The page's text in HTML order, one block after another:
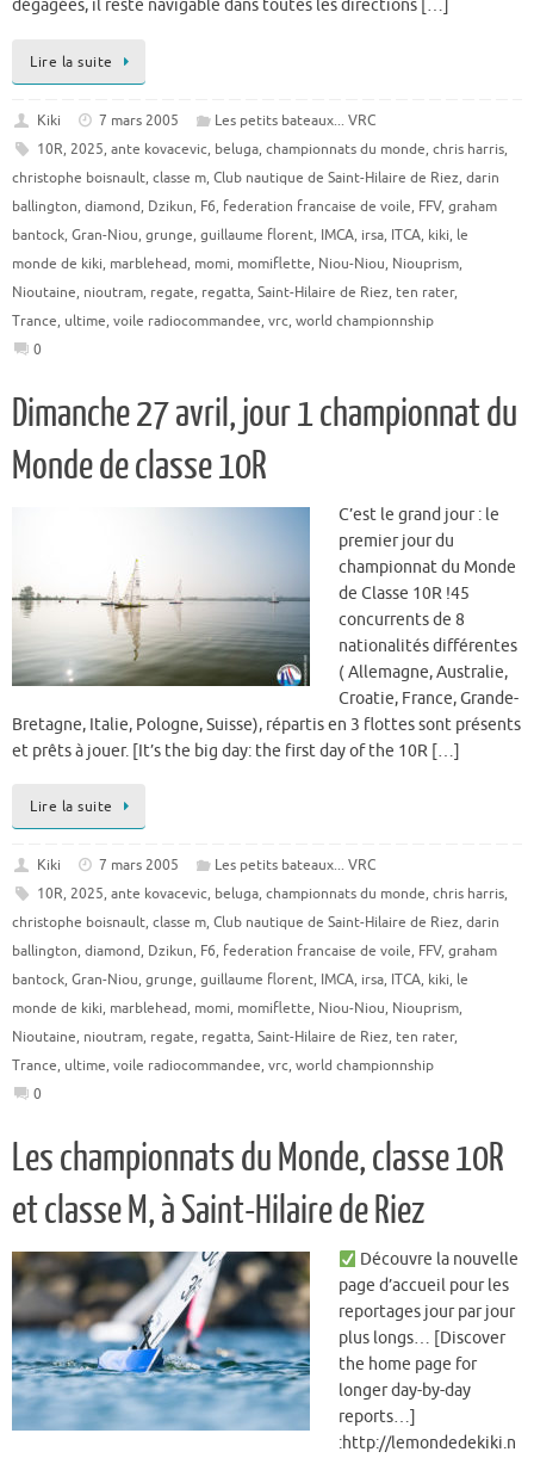
dégagées, il reste navigable dans toutes les directions […]
Lire la suite
Kiki 7 mars 2005
Les petits bateaux... VRC
10R, 2025, ante kovacevic, beluga, championnats du monde, chris harris,
christophe boisnault, classe m, Club nautique de Saint-Hilaire de Riez, darin
ballington, diamond, Dzikun, F6, federation francaise de voile, FFV, graham
bantock, Gran-Niou, grunge, guillaume florent, IMCA, irsa, ITCA, kiki, le
monde de kiki, marblehead, momi, momiflette, Niou-Niou, Niouprism,
Nioutaine, nioutram, regate, regatta, Saint-Hilaire de Riez, ten rater,
Trance, ultime, voile radiocommandee, vrc, world championnship
0
Dimanche 27 avril, jour 1 championnat du
Monde de classe 10R
C’est le grand jour : le
premier jour du
championnat du Monde
de Classe 10R !45
concurrents de 8
nationalités différentes
( Allemagne, Australie,
Croatie, France, Grande-
Bretagne, Italie, Pologne, Suisse), répartis en 3 flottes sont présents
et prêts à jouer. [It’s the big day: the first day of the 10R […]
Lire la suite
Kiki 7 mars 2005
Les petits bateaux... VRC
10R, 2025, ante kovacevic, beluga, championnats du monde, chris harris,
christophe boisnault, classe m, Club nautique de Saint-Hilaire de Riez, darin
ballington, diamond, Dzikun, F6, federation francaise de voile, FFV, graham
bantock, Gran-Niou, grunge, guillaume florent, IMCA, irsa, ITCA, kiki, le
monde de kiki, marblehead, momi, momiflette, Niou-Niou, Niouprism,
Nioutaine, nioutram, regate, regatta, Saint-Hilaire de Riez, ten rater,
Trance, ultime, voile radiocommandee, vrc, world championnship
0
Les championnats du Monde, classe 10R
et classe M, à Saint-Hilaire de Riez
Découvre la nouvelle
page d’accueil pour les
reportages jour par jour
plus longs… [Discover
the home page for
longer day-by-day
reports…]
:http://lemondedekiki.n